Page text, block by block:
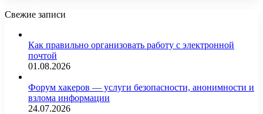
Свежие записи
Как правильно организовать работу с электронной
почтой
01.08.2026
Форум хакеров — услуги безопасности, анонимности и
взлома информации
24.07.2026